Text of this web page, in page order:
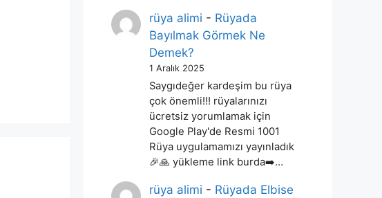
rüya alimi - Rüyada
Bayılmak Görmek Ne
Demek?
1 Aralık 2025
Saygıdeğer kardeşim bu rüya
çok önemli!!! rüyalarınızı
ücretsiz yorumlamak için
Google Play'de Resmi 1001
Rüya uygulamamızı yayınladık
🎉🙏 yükleme link burda➡️…
rüya alimi - Rüyada Elbise